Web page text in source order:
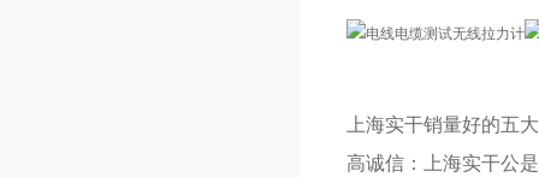
上海实干销量好的五
高诚信：上海实干公